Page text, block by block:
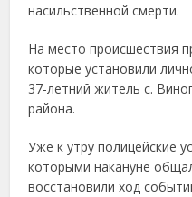
насильственной смерти.
На место происшествия
которые установили
37-летний житель с.
района.
Уже к утру полицейские
которыми накануне
восстановили ход